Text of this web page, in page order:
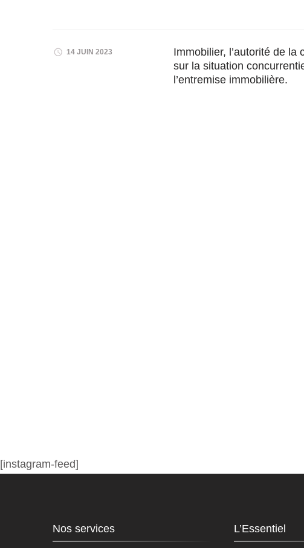
14 JUIN 2023
Immobilier, l’autorité de
sur la situation
l’entremise immobilière.
[instagram-feed]
Nos services L’Essentiel